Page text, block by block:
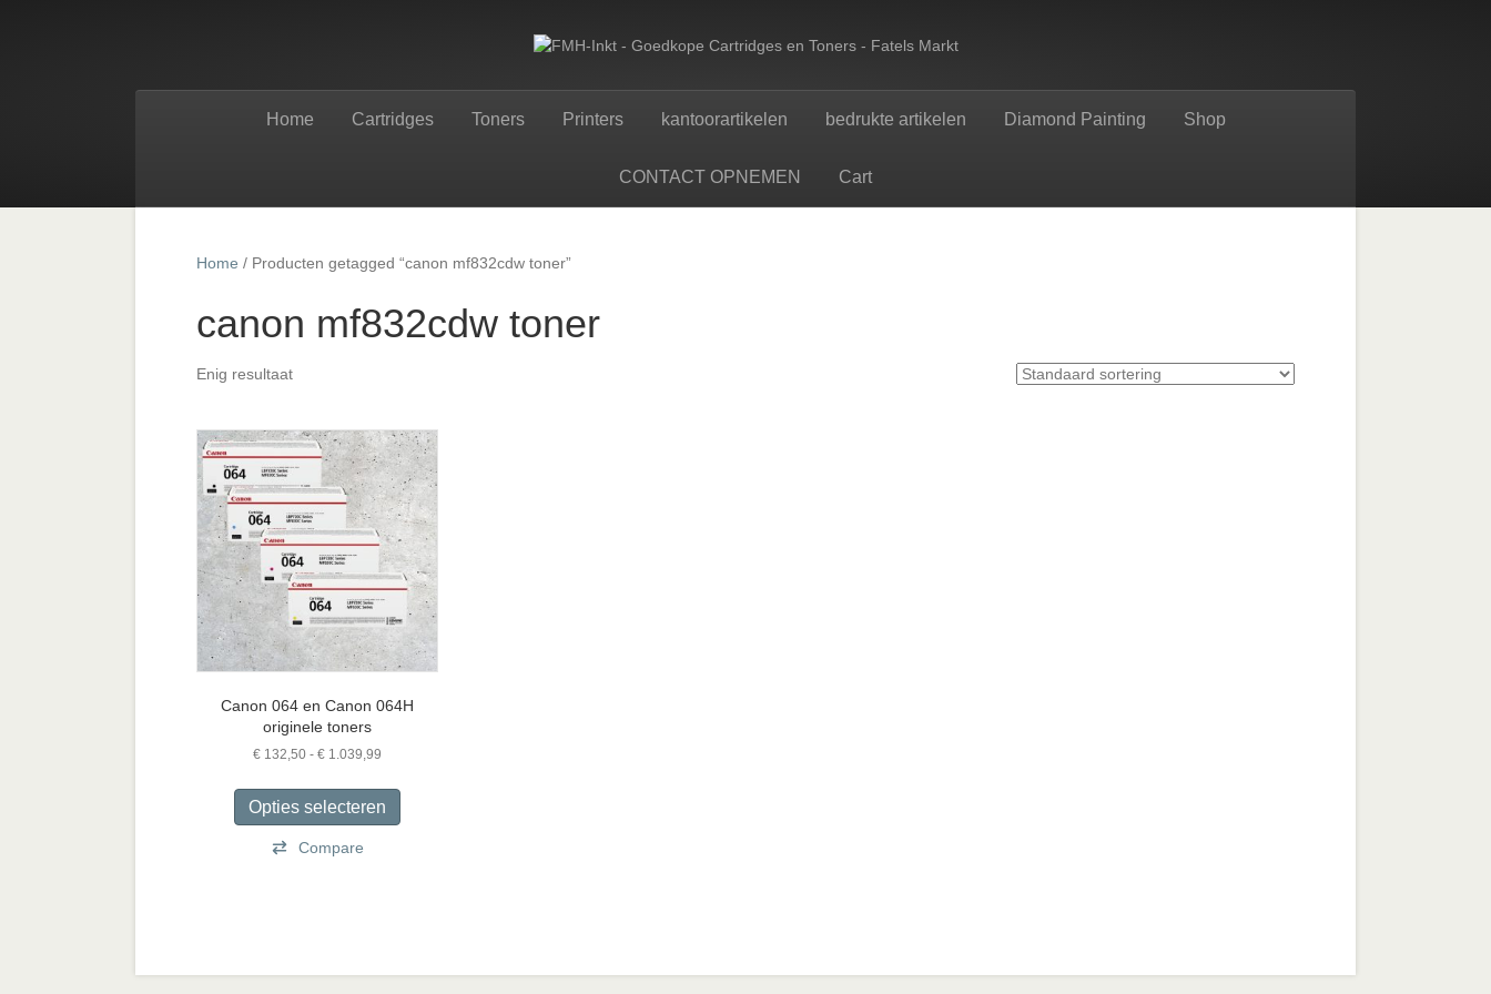
Home Cartridges Toners Printers kantoorartikelen bedrukte artikelen Diamond Painting Shop
CONTACT OPNEMEN Cart
Home / Producten getagged “canon mf832cdw toner”
canon mf832cdw toner
Enig resultaat
Canon 064 en Canon 064H
originele toners
€ 132,50 - € 1.039,99
tot
€ 1.039,99
Opties selecteren
heeft
worden
Compare